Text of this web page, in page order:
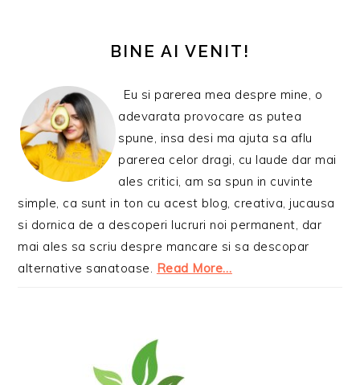
PRINCIPALĂBINE AI VENIT!
Eu si parerea mea despre mine, o
adevarata provocare as putea
spune, insa desi ma ajuta sa aflu
parerea celor dragi, cu laude dar mai
ales critici, am sa spun in cuvinte
simple, ca sunt in ton cu acest blog, creativa, jucausa
si dornica de a descoperi lucruri noi permanent, dar
mai ales sa scriu despre mancare si sa descopar
alternative sanatoase. Read More…